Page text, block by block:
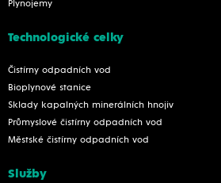
Plynojemy
Technologické celky
Čistírny odpadních vod
Bioplynové stanice
Sklady kapalných minerálních hnojiv
Průmyslové čistírny odpadních vod
Městské čistírny odpadních vod
Služby